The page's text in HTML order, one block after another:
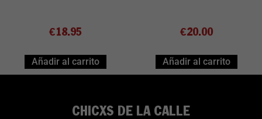
€18.95
Añadir al carrito
€20.00
Añadir al carrito
CHICXS DE LA CALLE